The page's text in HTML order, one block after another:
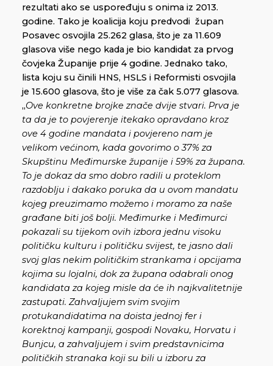
rezultati ako se uspoređuju s onima iz 2013.
godine. Tako je koalicija koju predvodi župan
Posavec osvojila 25.262 glasa, što je za 11.609
glasova više nego kada je bio kandidat za prvog
čovjeka Županije prije 4 godine. Jednako tako,
lista koju su činili HNS, HSLS i Reformisti osvojila
je 15.600 glasova, što je više za čak 5.077 glasova.
„Ove konkretne brojke znače dvije stvari. Prva je
ta da je to povjerenje itekako opravdano kroz
ove 4 godine mandata i povjereno nam je
velikom većinom, kada govorimo o 37% za
Skupštinu Međimurske županije i 59% za župana.
To je dokaz da smo dobro radili u proteklom
razdoblju i dakako poruka da u ovom mandatu
kojeg preuzimamo možemo i moramo za naše
građane biti još bolji. Međimurke i Međimurci
pokazali su tijekom ovih izbora jednu visoku
političku kulturu i političku svijest, te jasno dali
svoj glas nekim političkim strankama i opcijama
kojima su lojalni, dok za župana odabrali onog
kandidata za kojeg misle da će ih najkvalitetnije
zastupati. Zahvaljujem svim svojim
protukandidatima na doista jednoj fer i
korektnoj kampanji, gospodi Novaku, Horvatu i
Bunjcu, a zahvaljujem i svim predstavnicima
političkih stranaka koji su bili u izboru za